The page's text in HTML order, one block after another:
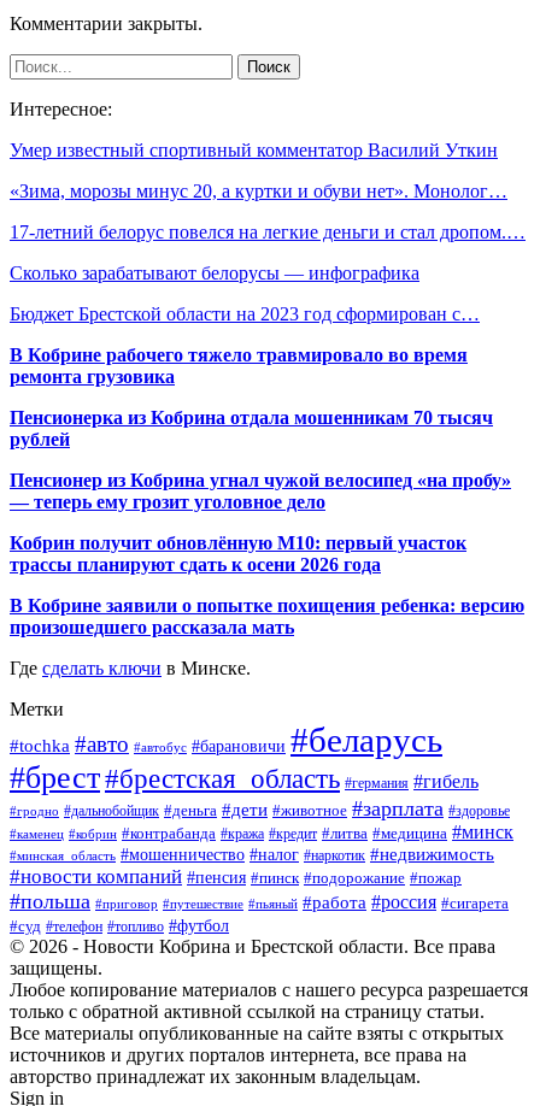
Комментарии закрыты.
Интересное:
Умер известный спортивный комментатор Василий Уткин
«Зима, морозы минус 20, а куртки и обуви нет». Монолог…
17-летний белорус повелся на легкие деньги и стал дропом.…
Сколько зарабатывают белорусы — инфографика
Бюджет Брестской области на 2023 год сформирован с…
В Кобрине рабочего тяжело травмировало во время
ремонта грузовика
Пенсионерка из Кобрина отдала мошенникам 70 тысяч
рублей
Пенсионер из Кобрина угнал чужой велосипед «на пробу»
— теперь ему грозит уголовное дело
Кобрин получит обновлённую М10: первый участок
трассы планируют сдать к осени 2026 года
В Кобрине заявили о попытке похищения ребенка: версию
произошедшего рассказала мать
Где сделать ключи в Минске.
Метки
#tochka #авто #автобус #барановичи #беларусь
#брест#брестская_область #германия #гибель
#гродно #дальнобойщик #деньга #дети #животное #зарплата #здоровье
#каменец #кобрин #контрабанда #кража #кредит #литва #медицина #минск
#минская_область #мошенничество #налог #наркотик #недвижимость
#новости компаний #пенсия #пинск #подорожание #пожар
#польша #приговор #путешествие #пьяный #работа #россия #сигарета
#суд #телефон #топливо #футбол
© 2026 - Новости Кобрина и Брестской области. Все права
защищены.
Любое копирование материалов с нашего ресурса разрешается
только с обратной активной ссылкой на страницу статьи.
Все материалы опубликованные на сайте взяты с открытых
источников и других порталов интернета, все права на
авторство принадлежат их законным владельцам.
Sign in